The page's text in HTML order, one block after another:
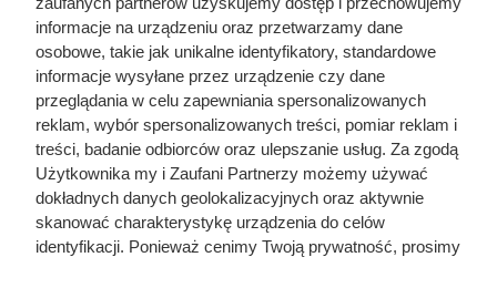
niekoniecznie musiał zostać dokonany porą wiosenną, a
więc w okresie występowania roztopów,
uniemożliwiających, względnie utrudniających
prowadzenie działań zbrojnych na większą skalę.
Zasygnalizowana uwaga może jednak okazać się
nieprawidłowa, zaś całe zagadnienie nie zostanie raczej
nigdy dostatecznie wyjaśnione, ponieważ „Powieść
minionych lat” nie podała bliższych wskazówek
chronologicznych na temat najazdu Jarosława.
informacje na urządzeniu oraz przetwarzamy dane
osobowe, takie jak unikalne identyfikatory, standardowe
informacje wysyłane przez urządzenie czy dane
przeglądania w celu zapewniania spersonalizowanych
reklam, wybór spersonalizowanych treści, pomiar reklam i
treści, badanie odbiorców oraz ulepszanie usług. Za zgodą
Użytkownika my i Zaufani Partnerzy możemy używać
dokładnych danych geolokalizacyjnych oraz aktywnie
skanować charakterystykę urządzenia do celów
identyfikacji. Ponieważ cenimy Twoją prywatność, prosimy